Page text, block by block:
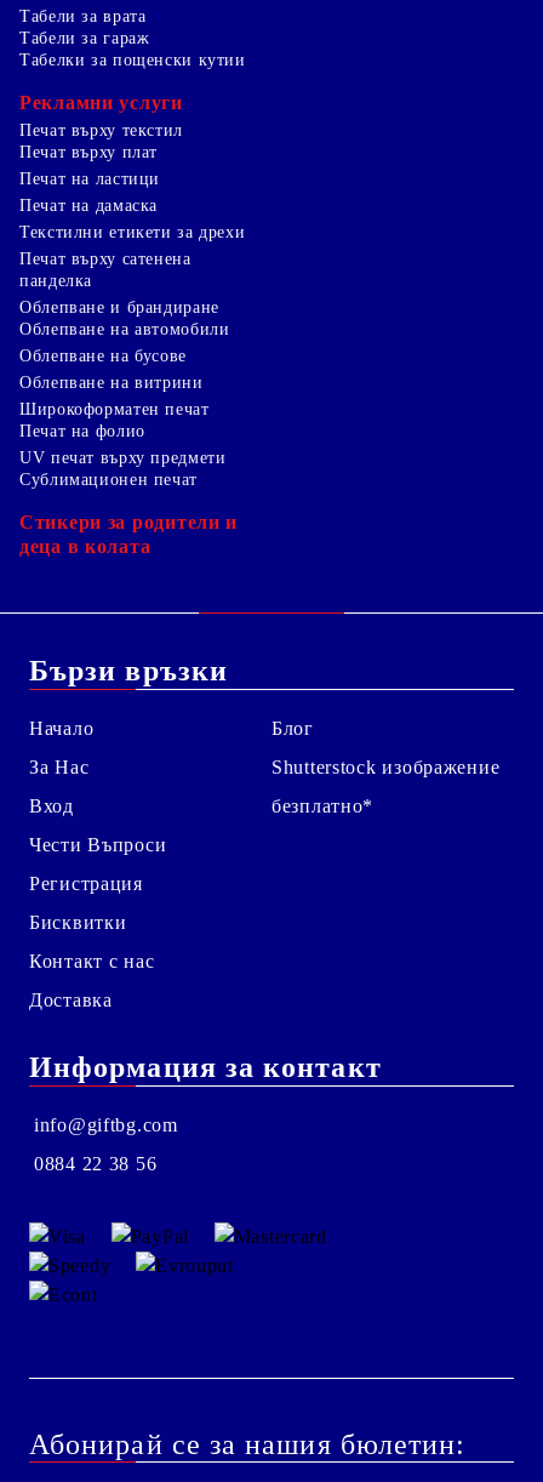
Табели за врата
Табели за гараж
Табелки за пощенски кутии
Рекламни услуги
Печат върху текстил
Печат върху плат
Печат на ластици
Печат на дамаска
Текстилни етикети за дрехи
Печат върху сатенена
панделка
Облепване и брандиране
Облепване на автомобили
Облепване на бусове
Облепване на витрини
Широкоформатен печат
Печат на фолио
UV печат върху предмети
Сублимационен печат
Стикери за родители и
деца в колата
Бързи връзки
Начало
За Нас
Вход
Чести Въпроси
Регистрация
Бисквитки
Контакт с нас
Доставка
Блог
Shutterstock изображение
безплатно*
Информация за контакт
info@giftbg.com
0884 22 38 56
Абонирай се за нашия бюлетин: